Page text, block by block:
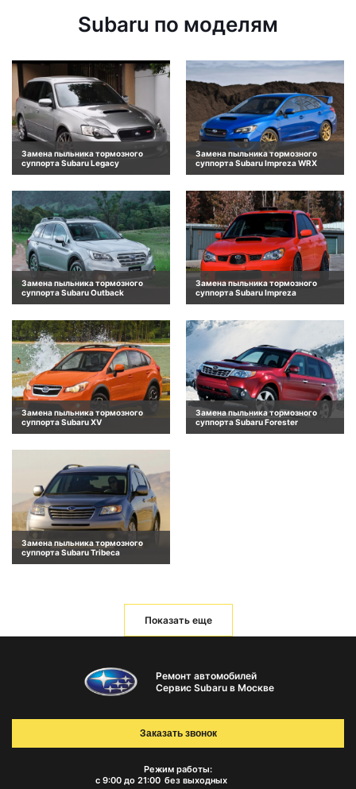
Subaru по моделям
Замена пыльника тормозного
суппорта Subaru Legacy
Замена пыльника тормозного
суппорта Subaru Impreza WRX
Замена пыльника тормозного
суппорта Subaru Outback
Замена пыльника тормозного
суппорта Subaru Impreza
Замена пыльника тормозного
суппорта Subaru XV
Замена пыльника тормозного
суппорта Subaru Forester
Замена пыльника тормозного
суппорта Subaru Tribeca
Показать еще
Ремонт автомобилей
Сервис Subaru в Москве
Режим работы:
с 9:00 до 21:00 без выходных
Заказать звонок